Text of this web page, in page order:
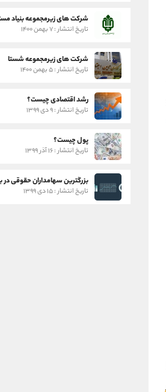
شرکت های زیرمجموعه بنیاد
تاریخ انتشار : ۷ بهمن ۱۴۰۰
شرکت های زیرمجموعه شستا
تاریخ انتشار : ۵ بهمن ۱۴۰۰
رشد اقتصادی چیست؟
تاریخ انتشار : ۹ دی ۱۳۹۹
پول چیست؟
تاریخ انتشار : ۱۶ آذر ۱۳۹۹
بزرگترین سهامداران حقوقی در
تاریخ انتشار : ۱۵ دی ۱۳۹۹